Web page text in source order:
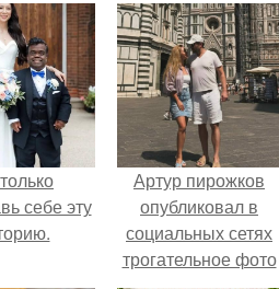
себе эту
Артур пирожков
опубликовал в
социальных сетях
трогательное фото